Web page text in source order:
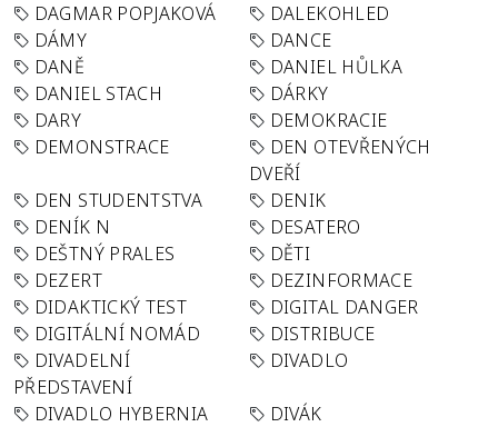
DAGMAR POPJAKOVÁ
DALEKOHLED
DÁMY
DANCE
DANĚ
DANIEL HŮLKA
DANIEL STACH
DÁRKY
DARY
DEMOKRACIE
DEMONSTRACE
DEN OTEVŘENÝCH
DVEŘÍ
DEN STUDENTSTVA
DENIK
DENÍK N
DESATERO
DEŠTNÝ PRALES
DĚTI
DEZERT
DEZINFORMACE
DIDAKTICKÝ TEST
DIGITAL DANGER
DIGITÁLNÍ NOMÁD
DISTRIBUCE
DIVADELNÍ
PŘEDSTAVENÍ
DIVADLO
DIVADLO HYBERNIA
DIVÁK